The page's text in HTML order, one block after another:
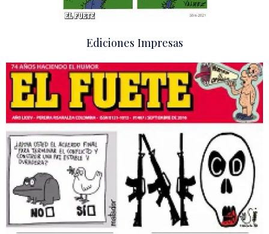
Ediciones Impresas